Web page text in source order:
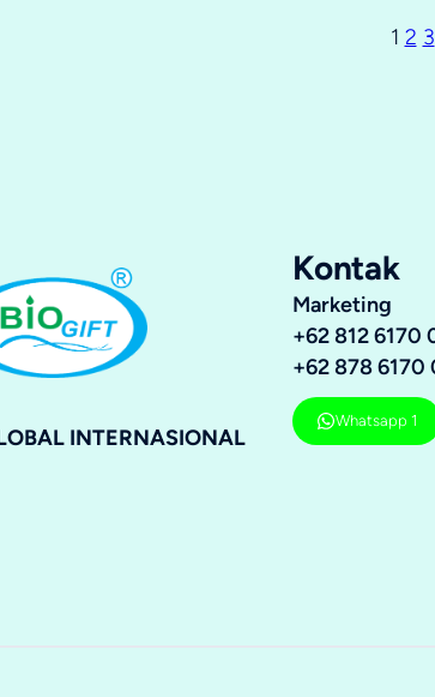
1 2 3
INTERNASIONAL
Kontak
Marketing
+62 812 6170
+62 878
Whatsapp 1